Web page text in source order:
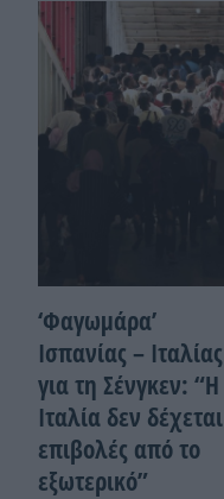
‘Φαγωμάρα’
Ισπανίας – Ιταλίας
για τη Σένγκεν: “Η
Ιταλία δεν δέχεται
επιβολές από το
εξωτερικό”